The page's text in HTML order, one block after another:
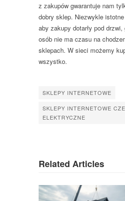
z zakupów gwarantuje nam
dobry sklep. Niezwykle
aby zakupy dotarły pod
osób nie ma czasu na
sklepach. W sieci możemy
wszystko.
SKLEPY INTERNETOWE
SKLEPY INTERNETOWE
ELEKTRYCZNE
Related Articles